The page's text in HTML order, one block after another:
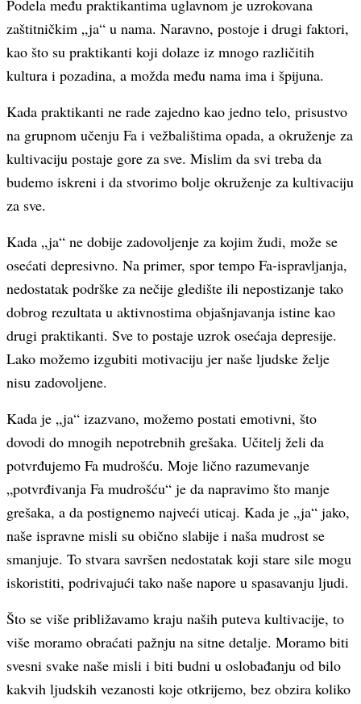
Podela među praktikantima uglavnom je uzrokovana
zaštitničkim „ja“ u nama. Naravno, postoje i drugi faktori,
kao što su praktikanti koji dolaze iz mnogo različitih
kultura i pozadina, a možda među nama ima i špijuna.
Kada praktikanti ne rade zajedno kao jedno telo, prisustvo
na grupnom učenju Fa i vežbalištima opada, a okruženje za
kultivaciju postaje gore za sve. Mislim da svi treba da
budemo iskreni i da stvorimo bolje okruženje za kultivaciju
za sve.
Kada „ja“ ne dobije zadovoljenje za kojim žudi, može se
osećati depresivno. Na primer, spor tempo Fa-ispravljanja,
nedostatak podrške za nečije gledište ili nepostizanje tako
dobrog rezultata u aktivnostima objašnjavanja istine kao
drugi praktikanti. Sve to postaje uzrok osećaja depresije.
Lako možemo izgubiti motivaciju jer naše ljudske želje
nisu zadovoljene.
Kada je „ja“ izazvano, možemo postati emotivni, što
dovodi do mnogih nepotrebnih grešaka. Učitelj želi da
potvrđujemo Fa mudrošću. Moje lično razumevanje
„potvrđivanja Fa mudrošću“ je da napravimo što manje
grešaka, a da postignemo najveći uticaj. Kada je „ja“ jako,
naše ispravne misli su obično slabije i naša mudrost se
smanjuje. To stvara savršen nedostatak koji stare sile mogu
iskoristiti, podrivajući tako naše napore u spasavanju ljudi.
Što se više približavamo kraju naših puteva kultivacije, to
više moramo obraćati pažnju na sitne detalje. Moramo biti
svesni svake naše misli i biti budni u oslobađanju od bilo
kakvih ljudskih vezanosti koje otkrijemo, bez obzira koliko